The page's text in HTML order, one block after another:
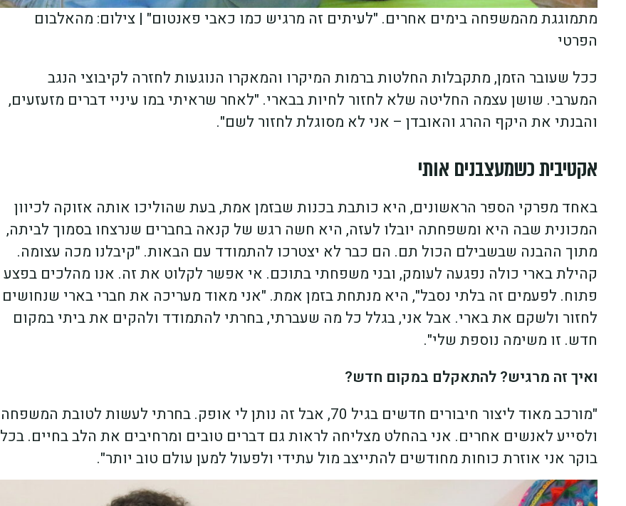
מתמוגגת מהמשפחה בימים אחרים. "לעיתים זה מרגיש כמו כאבי פאנטום" | צילום: מהאלבום
הפרטי
ככל שעובר הזמן, מתקבלות החלטות ברמות המיקרו והמאקרו הנוגעות לחזרה לקיבוצי הנגב
המערבי. שושן עצמה החליטה שלא לחזור לחיות בבארי. "לאחר שראיתי במו עיניי דברים מזעזעים,
והבנתי את היקף ההרג והאובדן – אני לא מסוגלת לחזור לשם".
אקטיבית כשמעצבנים אותי
באחד מפרקי הספר הראשונים, היא כותבת בכנות שבזמן אמת, בעת שהוליכו אותה אזוקה לכיוון
המכונית שבה היא ומשפחתה יובלו לעזה, היא חשה רגש של קנאה בחברים שנרצחו בסמוך לביתה,
מתוך ההבנה שבשבילם הכול תם. הם כבר לא יצטרכו להתמודד עם הבאות. "קיבלנו מכה עצומה.
קהילת בארי כולה נפגעה לעומק, ובני משפחתי בתוכם. אי אפשר לקלוט את זה. אנו מהלכים בפצע
פתוח. לפעמים זה בלתי נסבל", היא מנתחת בזמן אמת. "אני מאוד מעריכה את חברי בארי שנחושים
לחזור ולשקם את בארי. אבל אני, בגלל כל מה שעברתי, בחרתי להתמודד ולהקים את ביתי במקום
חדש. זו משימה נוספת שלי".
ואיך זה מרגיש? להתאקלם במקום חדש?
"מורכב מאוד ליצור חיבורים חדשים בגיל 70, אבל זה נותן לי אופק. בחרתי לעשות לטובת המשפחה
ולסייע לאנשים אחרים. אני בהחלט מצליחה לראות גם דברים טובים ומרחיבים את הלב בחיים. בכל
בוקר אני אוזרת כוחות מחודשים להתייצב מול עתידי ולפעול למען עולם טוב יותר".